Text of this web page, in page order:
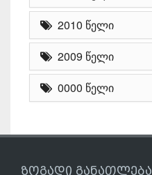
2010 წელი
2009 წელი
0000 წელი
ზოგადი განათლება